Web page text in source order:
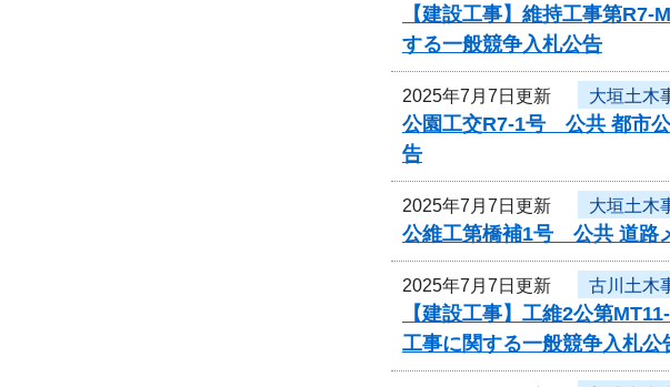
【建設工事】維持工事第
する一般競争入札公告
2025年7月7日更新 大垣土木
公園工交R7-1号 公共 都市
告
2025年7月7日更新 大垣土木
公維工第橋補1号 公共 道路
2025年7月7日更新 古川土木
【建設工事】工維2公第
工事に関する一般競争入札公